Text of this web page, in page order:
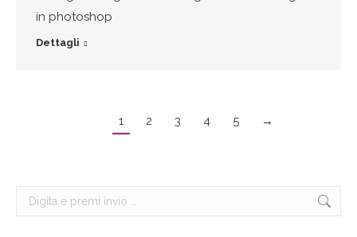
in photoshop
Dettagli
1 2 3 4 5 →
Cerca: